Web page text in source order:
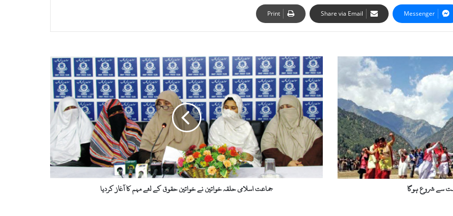
Messenger
Share via Email
Print
ج
م
ا
ع
ت
ا
س
ل
م
ی
ح
جماعت اسلامی حلقہ خواتین نے خواتین حقوق کے لئے مہم کا آغاز کردیا